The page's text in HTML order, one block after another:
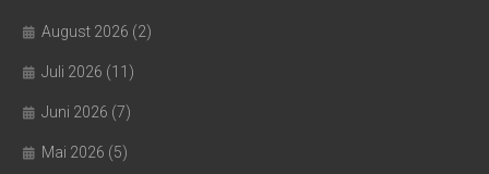
August 2026 (2)
Juli 2026 (11)
Juni 2026 (7)
Mai 2026 (5)